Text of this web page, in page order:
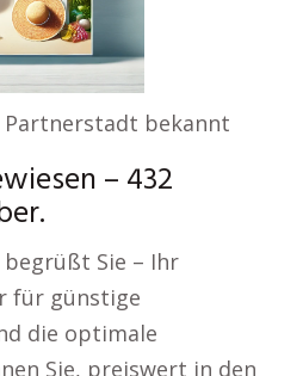
Partnerstadt bekannt
– 432
Sie – Ihr
für günstige
die optimale
Sie, preiswert in den